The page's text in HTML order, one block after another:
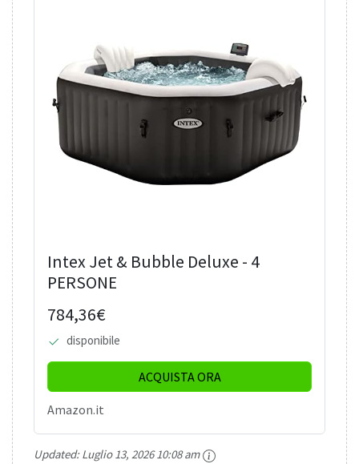
Intex Jet & Bubble Deluxe - 4
PERSONE
784,36€
disponibile
ACQUISTA ORA
Amazon.it
Updated:Luglio 13, 2026 10:08 am